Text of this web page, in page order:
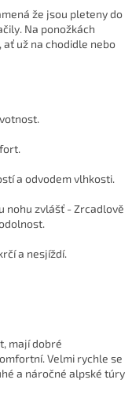
že jsou pleteny do
Na ponožkách
už na chodidle nebo
a odvodem vlhkosti.
nohu zvlášť - Zrcadlově
a nesjíždí.
mají dobré
Velmi rychle se
a náročné alpské túry